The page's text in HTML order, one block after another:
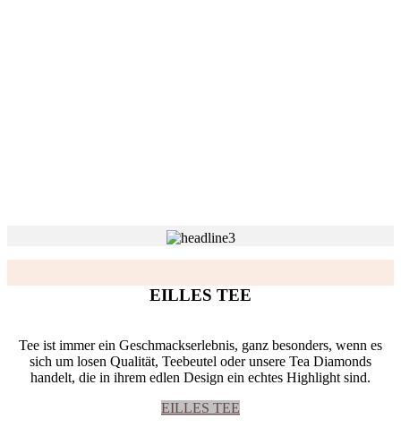
EILLES TEE
Tee ist immer ein Geschmackserlebnis, ganz besonders, wenn es
sich um losen Qualität, Teebeutel oder unsere Tea Diamonds
handelt, die in ihrem edlen Design ein echtes Highlight sind.
EILLES TEE